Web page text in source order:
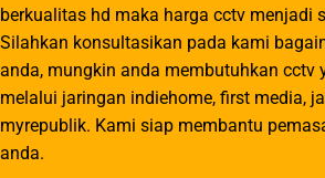
berkualitas hd maka harga cctv menjadi
Silahkan konsultasikan pada kami
anda, mungkin anda membutuhkan cctv
melalui jaringan indiehome, first media,
myrepublik. Kami siap membantu
anda.